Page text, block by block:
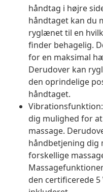
håndtag i højre
håndtaget kan du
ryglænet til en
finder behagelig.
for en maksimal
Derudover kan
den oprindelige
håndtaget.
dig mulighed for
massage.
håndbetjening
forskellige
den certificerede